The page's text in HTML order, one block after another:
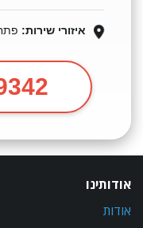
איזורי שירות:
אודותינו
אודות